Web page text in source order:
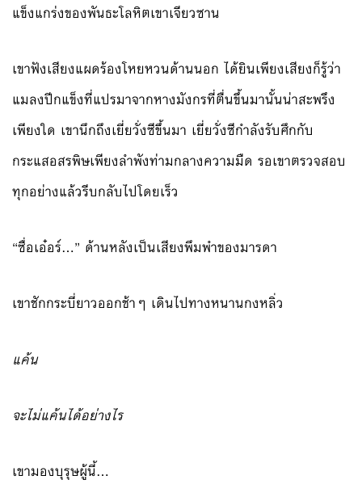
แข็งแกร่งของพันธะโลหิตเขาเจียวซาน
เขาฟังเสียงแผดร้องโหยหวนด้านนอก ได้ยินเพียงเสียงก็รู้ว่า
แมลงปีกแข็งที่แปรมาจากหางมังกรที่ตื่นขึ้นมานั้นน่าสะพรึง
เพียงใด เขานึกถึงเยี่ยวั่งซีขึ้นมา เยี่ยวั่งซีกำลังรับศึกกับ
กระแสอสรพิษเพียงลำพังท่ามกลางความมืด รอเขาตรวจสอบ
ทุกอย่างแล้วรีบกลับไปโดยเร็ว
“ซื่อเอ๋อร์…” ด้านหลังเป็นเสียงพึมพำของมารดา
เขาชักกระบี่ยาวออกช้าๆ เดินไปทางหนานกงหลิ่ว
แค้น
จะไม่แค้นได้อย่างไร
เขามองบุรุษผู้นี้…